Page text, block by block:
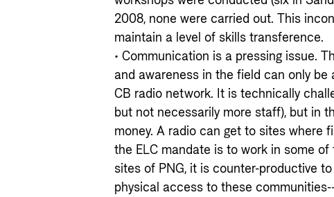
2008, none were carried out. This
maintain a level of skills transference.
• Communication is a pressing issue.
and awareness in the field can only
CB radio network. It is technically
but not necessarily more staff), but in
money. A radio can get to sites where
the ELC mandate is to work in some
sites of PNG, it is counter-productive
physical access to these